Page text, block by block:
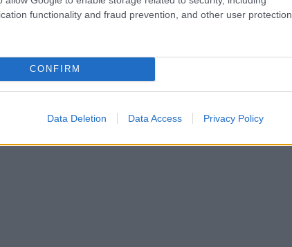
functionality and fraud prevention, and other user protection.
CONFIRM
Data Deletion Data Access Privacy Policy